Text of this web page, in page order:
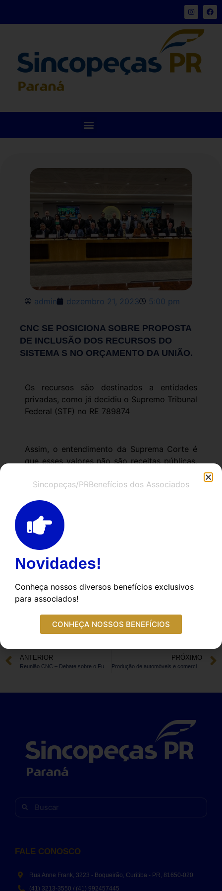
admin dezembro 21, 2023 5:00 pm
CNC SE POSICIONA SOBRE PROPOSTA
DE INCLUSÃO DOS RECURSOS DO
SISTEMA S NO ORÇAMENTO DA UNIÃO.
Os recursos são destinados a entidades
privadas, como já decidiu o Supremo Tribunal
Federal (STF) no RE 789874
Assim, o entendimento da Suprema Corte é
que esses valores não são receitas públicas.
Sistema S no orçamento da União não
norma legal e, inclusive, extrapola a ordem
jurídica brasileira. Esses recursos não podem
ser considerados integrantes do erário já
que, por definição constitucional, não têm
como escopo fazer frente às despesas do
Estado. Nesse sentido, qualquer distorção
Constituição Federal é inconstitucional.
ANTERIOR PRÓXIMO
Produção de automóveis e comerciais leves cresce 1,3% em 2023, e vendas 11,2%.
FALE CONOSCO
Rua Anne Frank, 3223 - Boqueirão, Curitiba - PR, 81650-020
(41) 3213-3550 / (41) 992457445
Sincopeças/PRBenefícios dos Associados
Novidades!
Conheça nossos diversos benefícios exclusivos
para associados!
CONHEÇA NOSSOS BENEFÍCIOS